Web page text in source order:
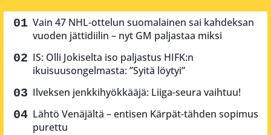
Vain 47 NHL-ottelun suomalainen sai kahdeksan
vuoden jättidiilin – nyt GM paljastaa miksi
IS: Olli Jokiselta iso paljastus HIFK:n
ikuisuusongelmasta: ”Syitä löytyi”
Ilveksen jenkkihyökkääjä: Liiga-seura vaihtuu!
Lähtö Venäjältä – entisen Kärpät-tähden sopimus
purettu